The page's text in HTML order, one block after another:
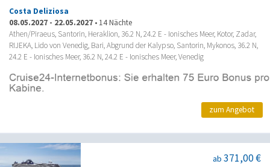
Costa Deliziosa
08.05.2027 - 22.05.2027 • 14 Nächte
Athen/Piraeus, Santorin, Heraklion, 36.2 N, 24.2 E - Ionisches Meer, Kotor, Zadar,
RIJEKA, Lido von Venedig, Bari, Abgrund der Kalypso, Santorin, Mykonos, 36.2 N,
24.2 E - Ionisches Meer, 36.2 N, 24.2 E - Ionisches Meer, Venedig
zum Angebot
ab 371,00 €